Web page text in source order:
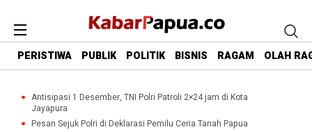
PERISTIWA PUBLIK POLITIK BISNIS RAGAM OLAH
Antisipasi 1 Desember, TNI Polri Patroli 2×24 jam di Kota
Jayapura
Pesan Sejuk Polri di Deklarasi Pemilu Ceria Tanah Papua